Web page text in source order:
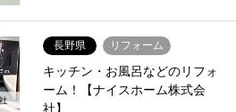
長野県 リフォーム
キッチン・お風呂などのリフォ
ーム！【ナイスホーム株式会
社】